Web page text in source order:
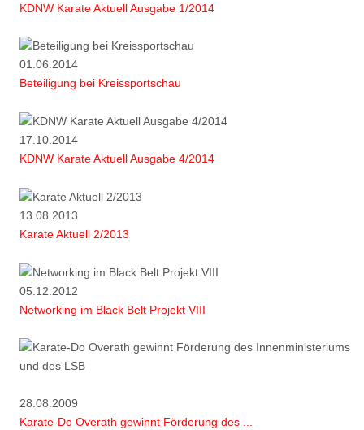
KDNW Karate Aktuell Ausgabe 1/2014
01.06.2014
Beteiligung bei Kreissportschau
17.10.2014
KDNW Karate Aktuell Ausgabe 4/2014
13.08.2013
Karate Aktuell 2/2013
05.12.2012
Networking im Black Belt Projekt VIII
28.08.2009
Karate-Do Overath gewinnt Förderung des ...